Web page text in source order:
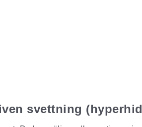
svettning